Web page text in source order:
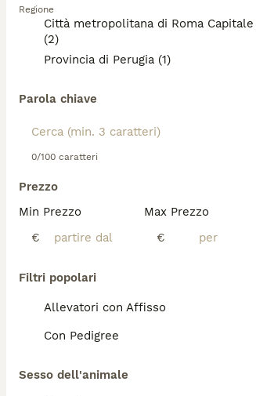
Regione
Città metropolitana di Roma Capitale
(2)
Provincia di Perugia (1)
Parola chiave
0/100 caratteri
Prezzo
Min Prezzo
€
Max Prezzo
€
Filtri popolari
Allevatori con Affisso
Con Pedigree
Sesso dell'animale